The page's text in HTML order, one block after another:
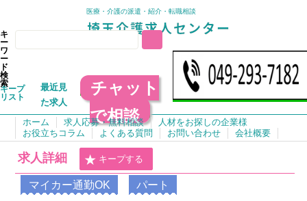
医療・介護の派遣・紹介・転職相談
キ
ー
ワ
ー
ド
検
索
キープ
リスト
最近見
た求人
チャット
で相談
ホーム 求人応募・無料相談
人材をお探しの企業様
お役立ちコラム
よくある質問 お問い合わせ 会社概要
求人詳細 キープする
マイカー通勤OK パート